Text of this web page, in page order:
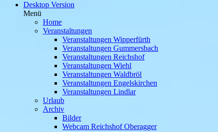
Desktop Version
Menü
Home
Veranstaltungen
Veranstaltungen Wipperfürth
Veranstaltungen Gummersbach
Veranstaltungen Reichshof
Veranstaltungen Wiehl
Veranstaltungen Waldbröl
Veranstaltungen Engelskirchen
Veranstaltungen Lindlar
Urlaub
Archiv
Bilder
Webcam Reichshof Oberagger